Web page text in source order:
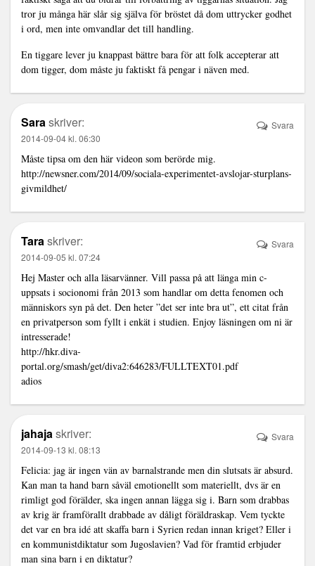
tror ju många här slår sig själva för bröstet då dom uttrycker godhet
i ord, men inte omvandlar det till handling.
En tiggare lever ju knappast bättre bara för att folk accepterar att
dom tigger, dom måste ju faktiskt få pengar i näven med.
Saraskriver:
2014-09-04 kl. 06:30
Måste tipsa om den här videon som berörde mig.
http://newsner.com/2014/09/sociala-experimentet-avslojar-sturplans-
givmildhet/
Svara
Taraskriver:
2014-09-05 kl. 07:24
Hej Master och alla läsarvänner. Vill passa på att länga min c-
uppsats i socionomi från 2013 som handlar om detta fenomen och
människors syn på det. Den heter ”det ser inte bra ut”, ett citat från
en privatperson som fyllt i enkät i studien. Enjoy läsningen om ni är
intresserade!
http://hkr.diva-
portal.org/smash/get/diva2:646283/FULLTEXT01.pdf
adios
Svara
jahajaskriver:
2014-09-13 kl. 08:13
Felicia: jag är ingen vän av barnalstrande men din slutsats är absurd.
Kan man ta hand barn såväl emotionellt som materiellt, dvs är en
rimligt god förälder, ska ingen annan lägga sig i. Barn som drabbas
av krig är framförallt drabbade av dåligt föräldraskap. Vem tyckte
det var en bra idé att skaffa barn i Syrien redan innan kriget? Eller i
en kommunistdiktatur som Jugoslavien? Vad för framtid erbjuder
man sina barn i en diktatur?
Svara